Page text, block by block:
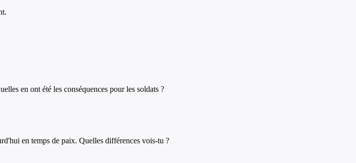
en ont été les conséquences pour les soldats ?
en temps de paix. Quelles différences vois-tu ?